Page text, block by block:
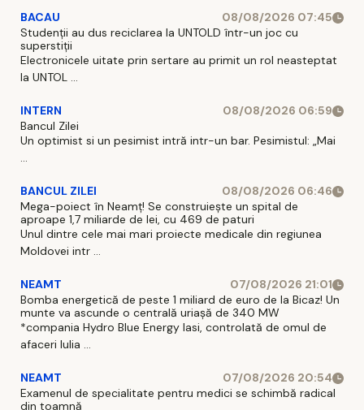
BACAU
08/08/2026 07:45
Studenții au dus reciclarea la UNTOLD într-un joc cu
superstiții
Electronicele uitate prin sertare au primit un rol neasteptat
la UNTOL ...
INTERN
08/08/2026 06:59
Bancul Zilei
Un optimist si un pesimist intră intr-un bar. Pesimistul: „Mai
...
BANCUL ZILEI
08/08/2026 06:46
Mega-poiect în Neamț! Se construiește un spital de
aproape 1,7 miliarde de lei, cu 469 de paturi
Unul dintre cele mai mari proiecte medicale din regiunea
Moldovei intr ...
NEAMT
07/08/2026 21:01
Bomba energetică de peste 1 miliard de euro de la Bicaz! Un
munte va ascunde o centrală uriașă de 340 MW
*compania Hydro Blue Energy Iasi, controlată de omul de
afaceri Iulia ...
NEAMT
07/08/2026 20:54
Examenul de specialitate pentru medici se schimbă radical
din toamnă